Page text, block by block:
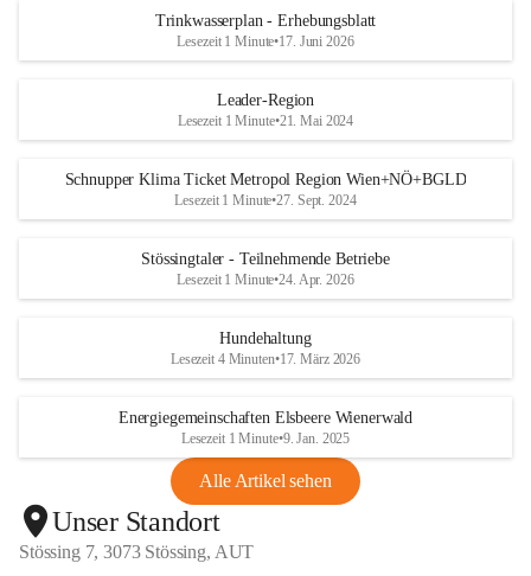
Trinkwasserplan - Erhebungsblatt
Lesezeit 1 Minute•17. Juni 2026
Leader-Region
Lesezeit 1 Minute•21. Mai 2024
Schnupper Klima Ticket Metropol Region Wien+NÖ+BGLD
Lesezeit 1 Minute•27. Sept. 2024
Stössingtaler - Teilnehmende Betriebe
Lesezeit 1 Minute•24. Apr. 2026
Hundehaltung
Lesezeit 4 Minuten•17. März 2026
Energiegemeinschaften Elsbeere Wienerwald
Lesezeit 1 Minute•9. Jan. 2025
Alle Artikel sehen
Unser Standort
Stössing 7, 3073 Stössing, AUT